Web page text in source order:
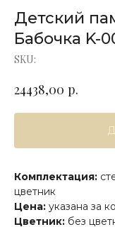
Детский
Бабочка K-
SKU:
24438,00 р.
Комплектация:
цветник
Цена: указана за
Цветник: без